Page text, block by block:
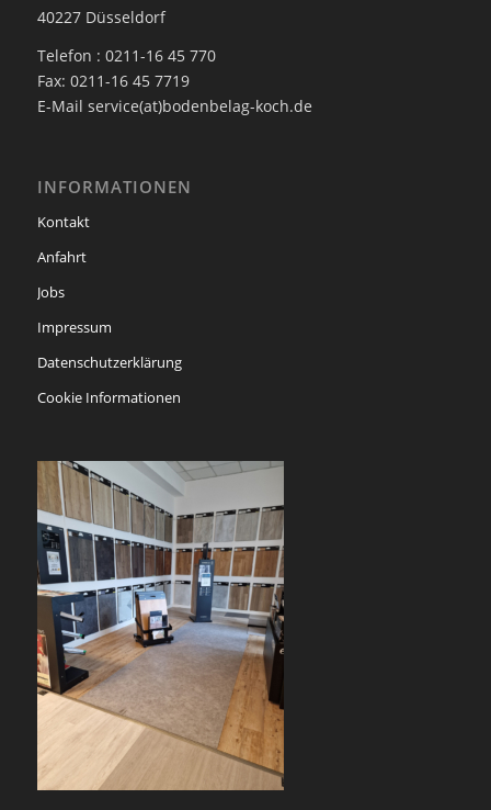
40227 Düsseldorf
Telefon : 0211-16 45 770
Fax: 0211-16 45 7719
E-Mail service(at)bodenbelag-koch.de
INFORMATIONEN
Kontakt
Anfahrt
Jobs
Impressum
Datenschutzerklärung
Cookie Informationen